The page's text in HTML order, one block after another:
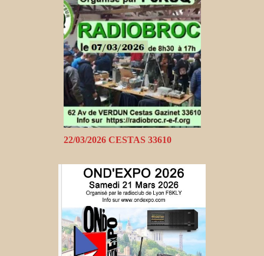
22/03/2026 CESTAS 33610